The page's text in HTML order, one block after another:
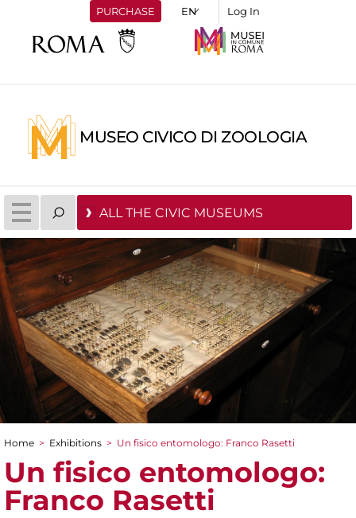
PURCHASE Log In
MUSEO CIVICO DI ZOOLOGIA
ALL THE CIVIC MUSEUMS
You are here
Home > Exhibitions > Un fisico entomologo: Franco Rasetti
Un fisico entomologo:
Franco Rasetti